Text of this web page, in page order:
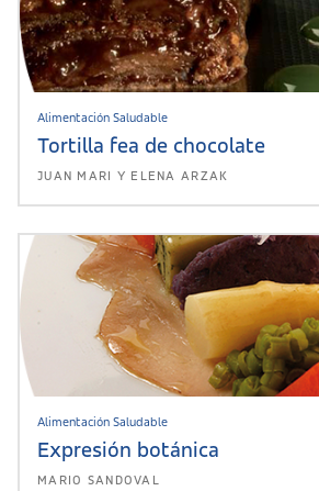
Alimentación Saludable
Tortilla fea de chocolate
JUAN MARI Y ELENA ARZAK
Alimentación Saludable
Expresión botánica
MARIO SANDOVAL